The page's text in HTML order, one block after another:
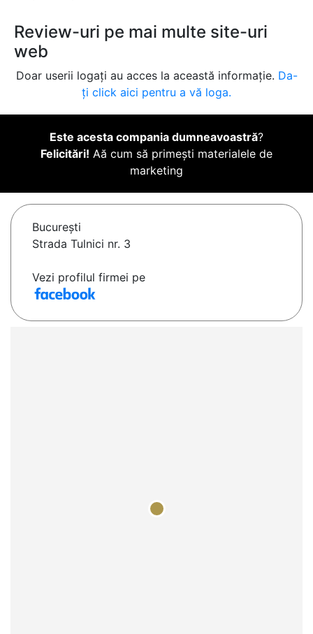
Review-uri pe mai multe site-uri
web
Doar userii logați au acces la această informație. Da-
ți click aici pentru a vă loga.
Este acesta compania dumneavoastră?
Felicitări! Aă cum să primești materialele de
marketing
Bucureşti
Strada Tulnici nr. 3
Vezi profilul firmei pe